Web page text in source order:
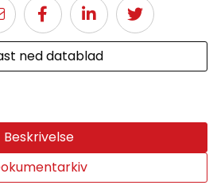
ned datablad
Beskrivelse